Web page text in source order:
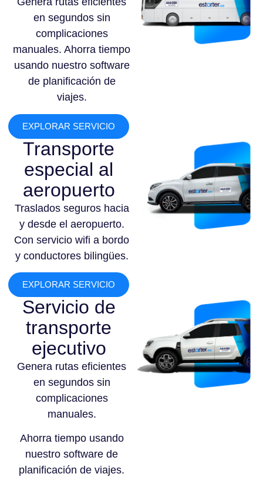
en segundos sin
complicaciones
manuales. Ahorra tiempo
usando nuestro software
de planificación de
viajes.
EXPLORAR SERVICIO
Transporte
especial al
aeropuerto
Traslados seguros hacia
y desde el aeropuerto.
Con servicio wifi a bordo
y conductores bilingües.
EXPLORAR SERVICIO
Servicio de
transporte
ejecutivo
Genera rutas eficientes
en segundos sin
complicaciones
manuales.
Ahorra tiempo usando
nuestro software de
planificación de viajes.